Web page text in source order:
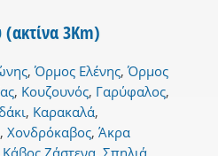
3Km)
,Όρμος Ελένης,Όρμος
, Κουζουνός, Γαρύφαλος,
, Καρακαλά,
, Χονδρόκαβος, Άκρα